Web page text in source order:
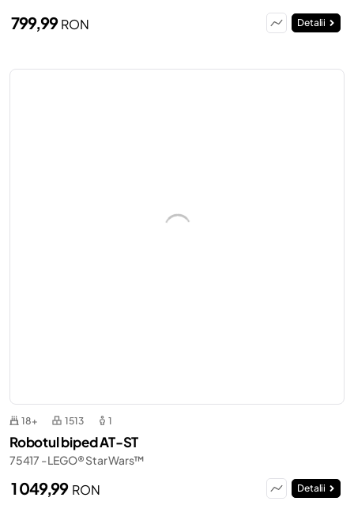
799,99RON Detalii
18+ 1513 1
Robotul biped AT-ST
75417 - LEGO® Star Wars™
1 049,99 RON Detalii